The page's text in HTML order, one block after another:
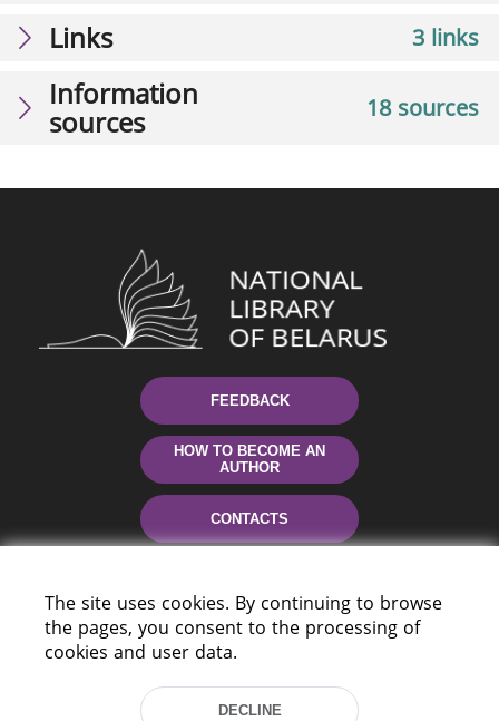
3 links
Links
18 sources
Information
sources
FEEDBACK
HOW TO BECOME AN
AUTHOR
CONTACTS
The site uses cookies. By continuing to browse
the pages, you consent to the processing of
cookies and user data.
DECLINE